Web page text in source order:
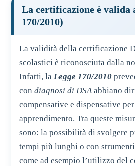
La certificazione è valida
170/2010)
La validità della certificazione
scolastici è riconosciuta dalla
Infatti, la Legge 170/2010
con diagnosi di DSA abbiano
compensative e dispensative
apprendimento. Tra queste
sono: la possibilità di svolgere
tempi più lunghi o con
come ad esempio l’utilizzo del